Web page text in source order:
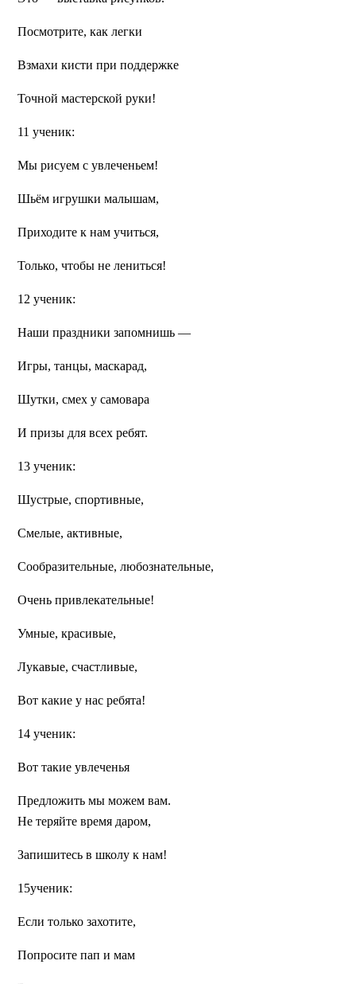
Посмотрите, как легки
Взмахи кисти при поддержке
Точной мастерской руки!
11 ученик:
Мы рисуем с увлеченьем!
Шьём игрушки малышам,
Приходите к нам учиться,
Только, чтобы не лениться!
12 ученик:
Наши праздники запомнишь —
Игры, танцы, маскарад,
Шутки, смех у самовара
И призы для всех ребят.
13 ученик:
Шустрые, спортивные,
Смелые, активные,
Сообразительные, любознательные,
Очень привлекательные!
Умные, красивые,
Лукавые, счастливые,
Вот какие у нас ребята!
14 ученик:
Вот такие увлеченья
Предложить мы можем вам.
Не теряйте время даром,
Запишитесь в школу к нам!
15ученик:
Если только захотите,
Попросите пап и мам